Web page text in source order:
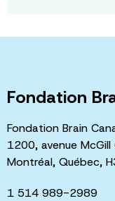
Fondation
Fondation Brain
1200, avenue
Montréal, Québec,
1 514 989-2989